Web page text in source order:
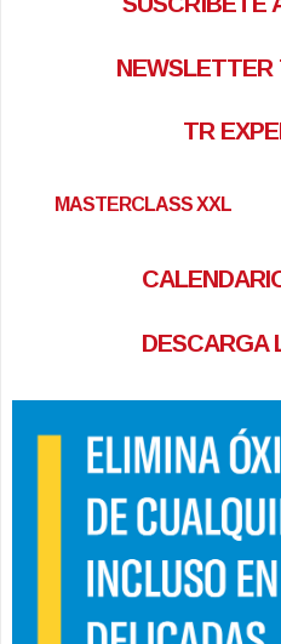
NEWSLETTER
TR
MASTERCLASS XXL
DESCARGA